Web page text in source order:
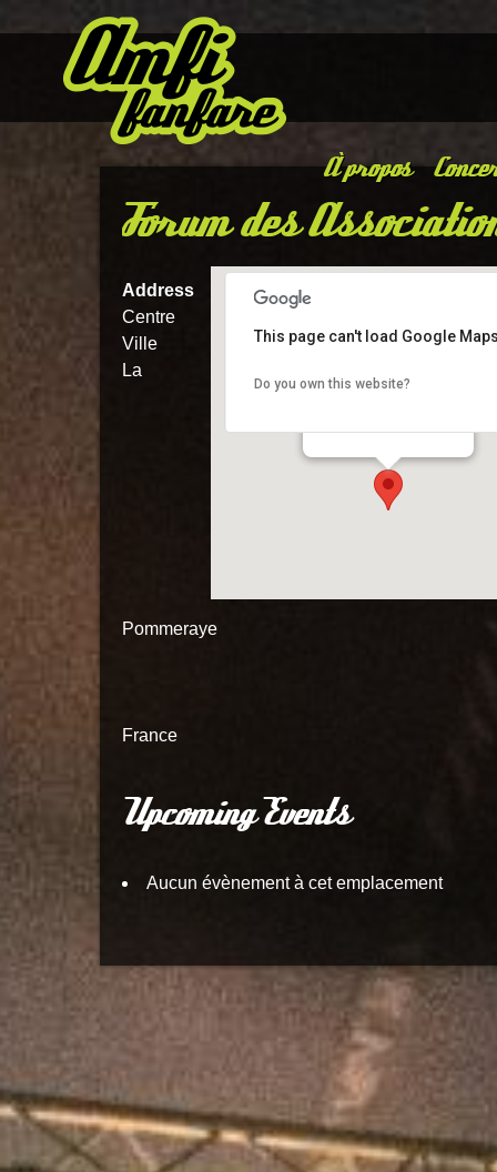
À propos
Forum des
This page can't load Google
Do you own this website?
Address
Centre
Ville
La
Pommeraye
France
Upcoming Events
Aucun évènement à cet emplacement